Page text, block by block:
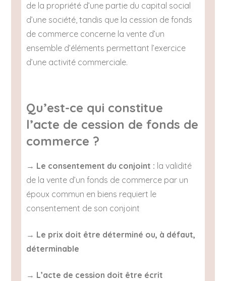
de la propriété d’une partie du capital social
d’une société, tandis que la cession de fonds
de commerce concerne la vente d’un
ensemble d’éléments permettant l’exercice
d’une activité commerciale.
Qu’est-ce qui constitue
l’acte de cession de fonds de
commerce ?
→ Le consentement du conjoint : la validité
de la vente d’un fonds de commerce par un
époux commun en biens requiert le
consentement de son conjoint
→ Le prix doit être déterminé ou, à défaut,
déterminable
→ L’acte de cession doit être écrit